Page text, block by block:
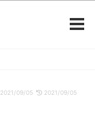
2021/09/05 2021/09/05